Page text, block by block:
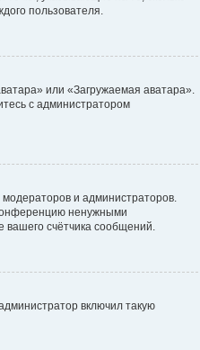
пользователя.
или «Загружаемая аватара».
с администратором
и администраторов.
ненужными
счётчика сообщений.
включил такую